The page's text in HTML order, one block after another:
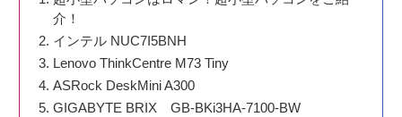
介！
インテル NUC7I5BNH
Lenovo ThinkCentre M73 Tiny
ASRock DeskMini A300
GIGABYTE BRIX GB-BKi3HA-7100-BW